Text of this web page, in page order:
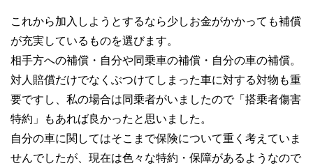
これから加入しようとするなら少しお金がかかっても補償
が充実しているものを選びます。
相手方への補償・自分や同乗車の補償・自分の車の補償。
対人賠償だけでなくぶつけてしまった車に対する対物も重
要ですし、私の場合は同乗者がいましたので「搭乗者傷害
特約」もあれば良かったと思いました。
自分の車に関してはそこまで保険について重く考えていま
せんでしたが、現在は色々な特約・保障があるようなので